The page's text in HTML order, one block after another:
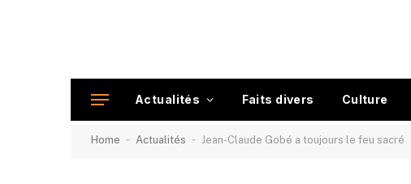
Actualités Faits divers Culture
Home - Actualités - Jean-Claude Gobé a toujours le feu sacré